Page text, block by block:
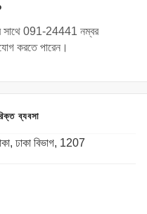
091-24441 নম্বর
করতে পারেন।
ব্যবসা
ঢাকা বিভাগ, 1207